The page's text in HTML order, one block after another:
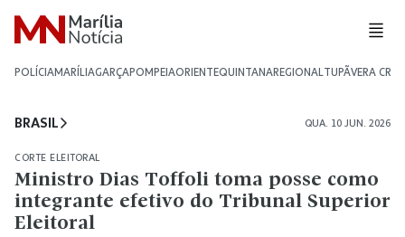
POLÍCIAMARÍLIAGARÇAPOMPEIAORIENTEQUINTANAREGIONALTUPÃVERA CRUZ
BRASIL QUA. 10 JUN. 2026
CORTE ELEITORAL
Ministro Dias Toffoli toma posse como
integrante efetivo do Tribunal Superior
Eleitoral